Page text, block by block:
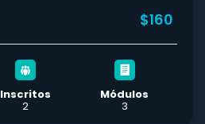
$160
Inscritos
2
Módulos
3